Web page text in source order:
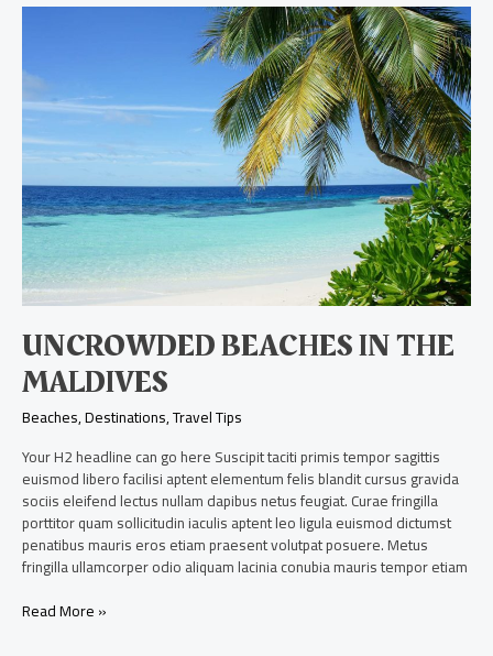
UNCROWDED BEACHES IN THE
MALDIVES
Beaches,Destinations,Travel Tips
Your H2 headline can go here Suscipit taciti primis tempor sagittis
euismod libero facilisi aptent elementum felis blandit cursus gravida
sociis eleifend lectus nullam dapibus netus feugiat. Curae fringilla
porttitor quam sollicitudin iaculis aptent leo ligula euismod dictumst
penatibus mauris eros etiam praesent volutpat posuere. Metus
fringilla ullamcorper odio aliquam lacinia conubia mauris tempor etiam
Uncrowded
the
Maldives
Read More »